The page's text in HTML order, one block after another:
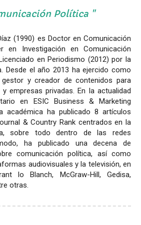
Política
(1990) es Doctor en Comunicación
en Investigación en Comunicación
en Periodismo (2012) por la
Desde el año 2013 ha ejercido como
gestor y creador de contenidos para
empresas privadas. En la actualidad
en ESIC Business & Marketing
académica ha publicado 8 artículos
& Country Rank centrados en la
sobre todo dentro de las redes
ha publicado una decena de
comunicación política, así como
audiovisuales y la televisión, en
lo Blanch, McGraw-Hill, Gedisa,
otras.